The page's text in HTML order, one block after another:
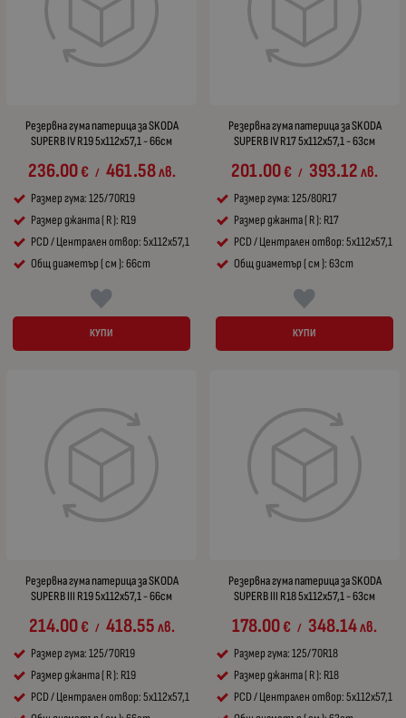
Резервна гума патерица за SKODA
SUPERB IV R19 5x112x57,1 - 66см
236.00€ / 461.58лв.
Размер гума: 125/70R19
Размер джанта ( R ): R19
PCD / Централен отвор: 5x112x57,1
Общ диаметър ( см ): 66cm
КУПИ
Резервна гума патерица за SKODA
SUPERB IV R17 5x112x57,1 - 63см
201.00€ / 393.12лв.
Размер гума: 125/80R17
Размер джанта ( R ): R17
PCD / Централен отвор: 5x112x57,1
Общ диаметър ( см ): 63cm
КУПИ
Резервна гума патерица за SKODA
SUPERB III R19 5x112x57,1 - 66см
214.00€ / 418.55лв.
Размер гума: 125/70R19
Размер джанта ( R ): R19
PCD / Централен отвор: 5x112x57,1
Резервна гума патерица за SKODA
SUPERB III R18 5x112x57,1 - 63см
178.00€ / 348.14лв.
Размер гума: 125/70R18
Размер джанта ( R ): R18
PCD / Централен отвор: 5x112x57,1